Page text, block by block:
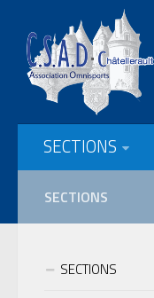
SECTIONS
SECTIONS
SECTIONS